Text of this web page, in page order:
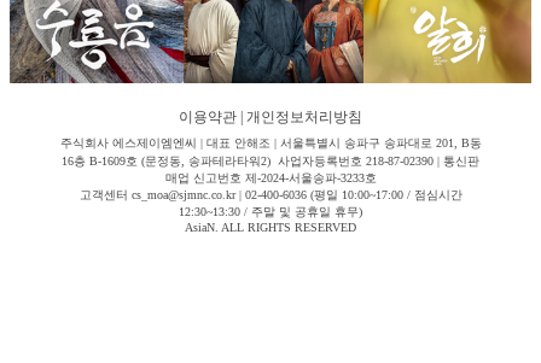
이용약관 개인정보처리방침
주식회사 에스제이엠엔씨 | 대표 안해조 | 서울특별시 송파구 송파대로 201, B동
16층 B-1609호 (문정동, 송파테라타워2) 사업자등록번호 218-87-02390 | 통신판
매업 신고번호 제-2024-서울송파-3233호
고객센터 cs_moa@sjmnc.co.kr | 02-400-6036 (평일 10:00~17:00 / 점심시간
12:30~13:30 / 주말 및 공휴일 휴무)
AsiaN. ALL RIGHTS RESERVED